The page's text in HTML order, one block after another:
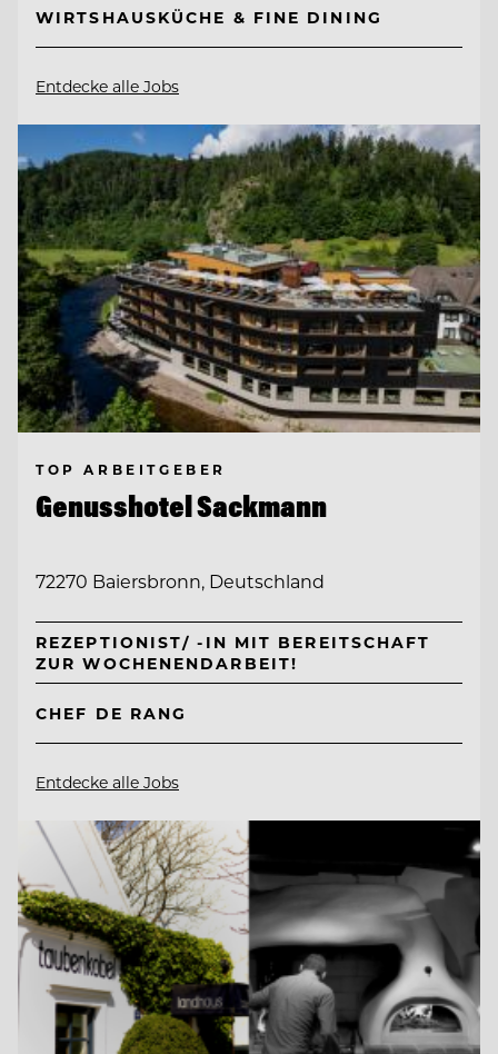
WIRTSHAUSKÜCHE & FINE DINING
Entdecke alle Jobs
TOP ARBEITGEBER
Genusshotel Sackmann
72270 Baiersbronn, Deutschland
REZEPTIONIST/ -IN MIT BEREITSCHAFT
ZUR WOCHENENDARBEIT!
CHEF DE RANG
Entdecke alle Jobs